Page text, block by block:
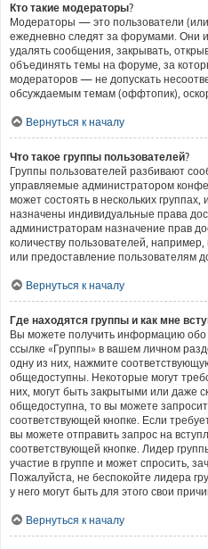
Кто такие модераторы?
Модераторы — это пользователи
ежедневно следят за форумами. Они
удалять сообщения, закрывать,
объединять темы на форуме, за
модераторов — не допускать
обсуждаемым темам (оффтопик),
Вернуться к началу
Что такое группы пользователей?
Группы пользователей разбивают
управляемые администратором
может состоять в нескольких группах,
назначены индивидуальные права
администраторам назначение прав
количеству пользователей,
или предоставление пользователям
Вернуться к началу
Где находятся группы и как мне
Вы можете получить информацию обо
ссылке «Группы» в вашем личном
одну из них, нажмите
общедоступны. Некоторые могут
них, могут быть закрытыми или даже
общедоступна, то вы можете
соответствующей кнопке. Если
вы можете отправить запрос на
соответствующей кнопке. Лидер
участие в группе и может спросить,
Пожалуйста, не беспокойте лидера
у него могут быть для этого свои
Вернуться к началу